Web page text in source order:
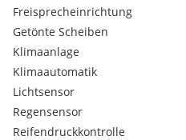
Freisprecheinrichtung
Getönte Scheiben
Klimaanlage
Klimaautomatik
Lichtsensor
Regensensor
Reifendruckkontrolle